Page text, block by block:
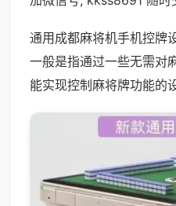
通用成都麻将机手机控牌
一般是指通过一些无需对
能实现控制麻将牌功能的